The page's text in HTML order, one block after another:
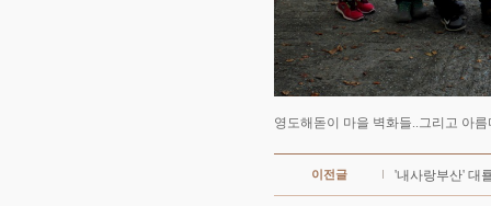
영도해돋이 마을 벽화들..그리고 아
이전글 '내사랑부산' 대